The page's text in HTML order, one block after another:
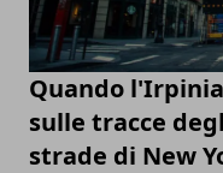
Quando
sulle tracce
strade di New